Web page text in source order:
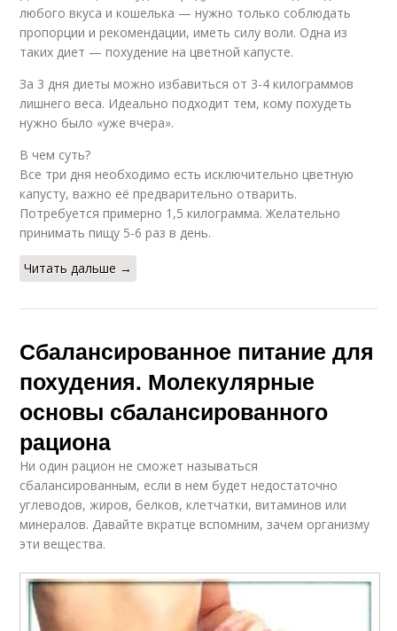
любого вкуса и кошелька — нужно только соблюдать
пропорции и рекомендации, иметь силу воли. Одна из
таких диет — похудение на цветной капусте.
За 3 дня диеты можно избавиться от 3-4 килограммов
лишнего веса. Идеально подходит тем, кому похудеть
нужно было «уже вчера».
В чем суть?
Все три дня необходимо есть исключительно цветную
капусту, важно её предварительно отварить.
Потребуется примерно 1,5 килограмма. Желательно
принимать пищу 5-6 раз в день.
Читать дальше →
Сбалансированное питание для
похудения. Молекулярные
основы сбалансированного
рациона
Ни один рацион не сможет называться
сбалансированным, если в нем будет недостаточно
углеводов, жиров, белков, клетчатки, витаминов или
минералов. Давайте вкратце вспомним, зачем организму
эти вещества.